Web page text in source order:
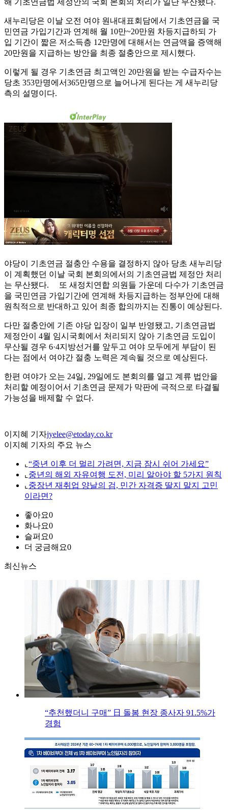
해 기초연금법 제정안의 국회 본회의 처리가 일단 무산됐다.
새누리당은 이날 오전 여야 원내대표회담에서 기초연금을 국
민연금 가입기간과 연계해 월 10만~20만원 차등지급하되 가
입 기간이 짧은 저소득층 12만명에 대해서는 연금액을 증액해
20만원을 지급하는 방안을 최종 절충안으로 제시했다.
이렇게 될 경우 기초연금 최고액인 20만원을 받는 수급자수는
당초 353만명에서365만명으로 늘어나게 된다는 게 새누리당
측의 설명이다.
야당이 기초연금 절충안 수용을 결정하지 않아 당초 새누리당
이 계획했던 이날 국회 본회의에서의 기초연금법 제정안 처리
는 무산됐다. 또 새정치연합 의원들 가운데 다수가 기초연금
을 국민연금 가입기간에 연계해 차등지급하는 정부안에 대해
원칙적으로 반대하고 있어 최종 합의까지는 진통이 예상된다.
다만 절충안에 기존 야당 입장이 일부 반영됐고, 기초연금법
제정안이 4월 임시국회에서 처리되지 않아 기초연금 도입이
무산될 경우 6·4지방선거를 앞두고 여야 모두에게 부담이 된
다는 점에서 여야간 절충 노력은 계속될 것으로 예상된다.
한편 여야가 오는 24일, 29일에도 본회의를 열고 계류 법안을
처리할 예정이어서 기초연금 문제가 막판에 극적으로 타결될
가능성을 배제할 수 없다.
이지혜 기자jyelee@etoday.co.kr
이지혜 기자의 주요 뉴스
⌞ “중년 이후 더 멀리 가려면, 지금 잠시 쉬어 가세요”
⌞ 중년의 해외 자유여행 도전, 미리 알아야 할 5가지 원칙
⌞ 중장년 재취업 양날의 검, 민간 자격증 딸지 말지 고민
이라면?
좋아요0
화나요0
슬퍼요0
더 궁금해요0
최신뉴스
“추천했더니 구매” 日 돌봄 현장 종사자 91.5%가
경험